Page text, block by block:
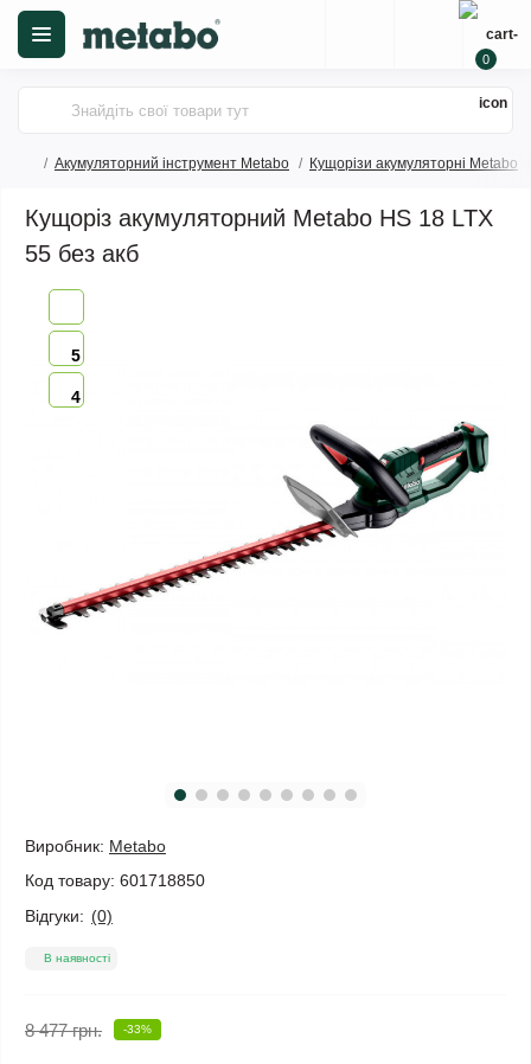
0
Акумуляторний інструмент Metabo Кущорізи акумуляторні Metabo
Кущоріз акумуляторний Metabo HS 18 LTX
55 без акб
5
4
Виробник: Metabo
Код товару: 601718850
Відгуки: (0)
В наявності
8 477 грн. -33%